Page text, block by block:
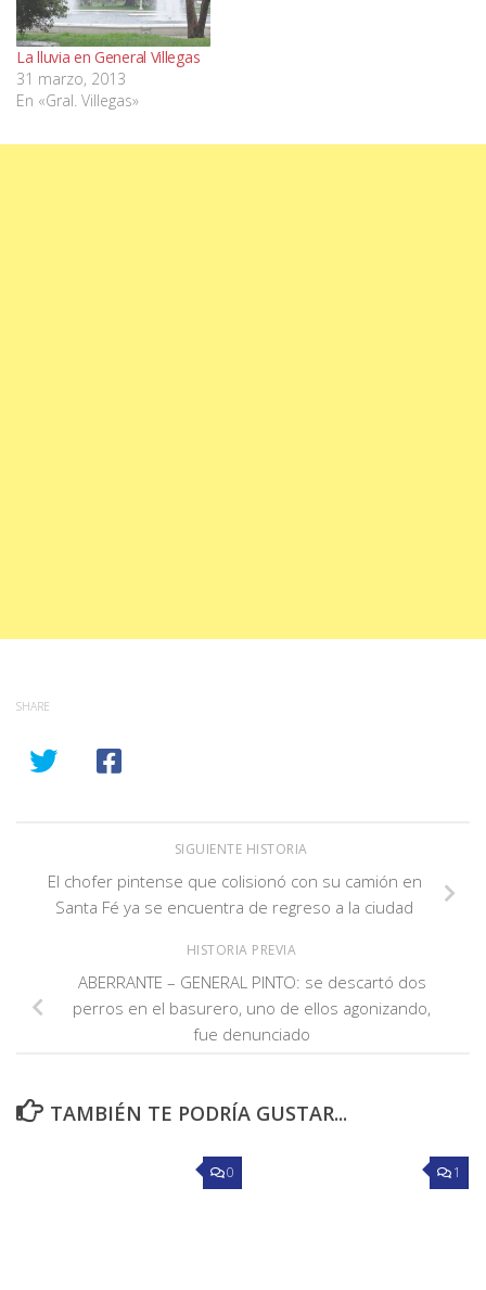
La lluvia en General Villegas
31 marzo, 2013
En «Gral. Villegas»
SHARE
SIGUIENTE HISTORIA
El chofer pintense que colisionó con su camión en
Santa Fé ya se encuentra de regreso a la ciudad
HISTORIA PREVIA
ABERRANTE – GENERAL PINTO: se descartó dos
perros en el basurero, uno de ellos agonizando,
fue denunciado
TAMBIÉN TE PODRÍA GUSTAR...
0 1